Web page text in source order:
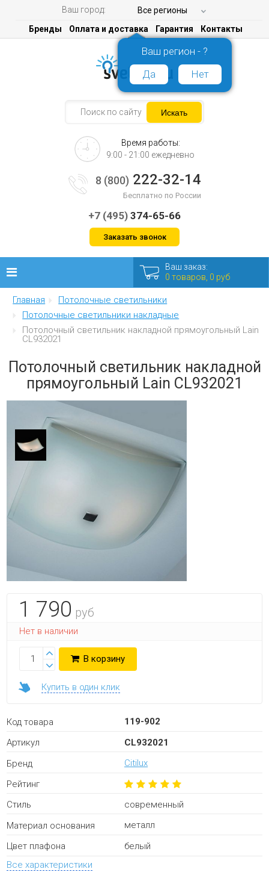
Ваш город: Все регионы
Ваш регион - ?
Да
Нет
Бренды Оплата и доставка Гарантия Контакты
Время работы:
9:00 - 21:00 ежедневно
8 (800) 222-32-14
Бесплатно по России
+7 (495) 374-65-66
Заказать звонок
Люстры
Бра
Интерьерные
Уличные
Распродажа
Еще
Ваш заказ:
0 товаров, 0 руб
Главная
Потолочные светильники
Потолочные светильники накладные
Потолочный светильник накладной прямоугольный Lain
CL932021
Потолочный светильник накладной
прямоугольный Lain CL932021
1 790 руб
Нет в наличии
В корзину
Купить в один клик
Код товара
119-902
Артикул
CL932021
Бренд
Citilux
Рейтинг
Стиль
современный
Материал основания
металл
Цвет плафона
белый
Все характеристики